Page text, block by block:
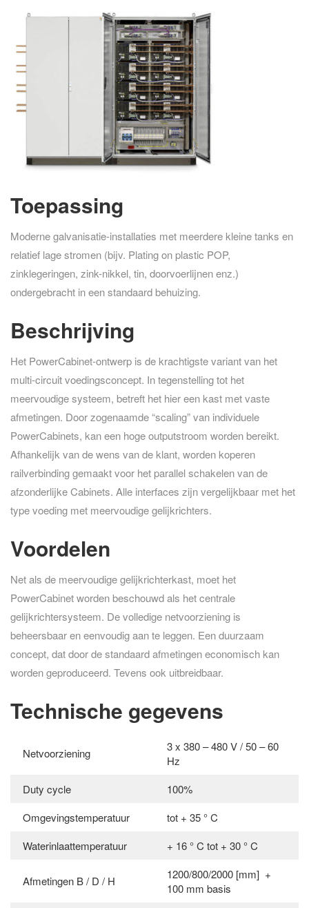
Toepassing
Moderne galvanisatie-installaties met meerdere kleine tanks en
relatief lage stromen (bijv. Plating on plastic POP,
zinklegeringen, zink-nikkel, tin, doorvoerlijnen enz.)
ondergebracht in een standaard behuizing.
Beschrijving
Het PowerCabinet-ontwerp is de krachtigste variant van het
multi-circuit voedingsconcept. In tegenstelling tot het
meervoudige systeem, betreft het hier een kast met vaste
afmetingen. Door zogenaamde “scaling” van individuele
PowerCabinets, kan een hoge outputstroom worden bereikt.
Afhankelijk van de wens van de klant, worden koperen
railverbinding gemaakt voor het parallel schakelen van de
afzonderlijke Cabinets. Alle interfaces zijn vergelijkbaar met het
type voeding met meervoudige gelijkrichters.
Voordelen
Net als de meervoudige gelijkrichterkast, moet het
PowerCabinet worden beschouwd als het centrale
gelijkrichtersysteem. De volledige netvoorziening is
beheersbaar en eenvoudig aan te leggen. Een duurzaam
concept, dat door de standaard afmetingen economisch kan
worden geproduceerd. Tevens ook uitbreidbaar.
Technische gegevens
Netvoorziening
3 x 380 – 480 V / 50 – 60
Hz
Duty cycle
100%
Omgevingstemperatuur
tot + 35 ° C
Waterinlaattemperatuur
+ 16 ° C tot + 30 ° C
Afmetingen B / D / H
1200/800/2000 [mm] +
100 mm basis